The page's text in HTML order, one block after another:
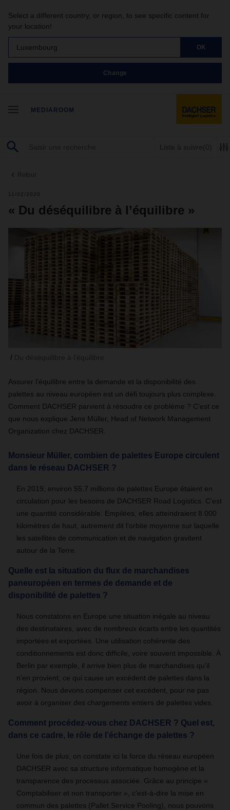
Select a different country, or region, to see specific content for
your location!
Luxembourg OK
Change
MEDIAROOM
Liste à suivre(0)
Retour
11/02/2020
« Du déséquilibre à l’équilibre »
Assurer l’équilibre entre la demande et la disponibilité des
palettes au niveau européen est un défi toujours plus complexe.
Comment DACHSER parvient à résoudre ce problème ? C’est ce
que nous explique Jens Müller, Head of Network Management
Organization chez DACHSER.
Monsieur Müller, combien de palettes Europe circulent
dans le réseau DACHSER ?
En 2019, environ 55,7 millions de palettes Europe étaient en
circulation pour les besoins de DACHSER Road Logistics. C’est
une quantité considérable. Empilées, elles atteindraient 8 000
kilomètres de haut, autrement dit l’orbite moyenne sur laquelle
les satellites de communication et de navigation gravitent
autour de la Terre.
Quelle est la situation du flux de marchandises
paneuropéen en termes de demande et de
disponibilité de palettes ?
Nous constatons en Europe une situation inégale au niveau
des destinataires, avec de nombreux écarts entre les quantités
importées et exportées. Une utilisation cohérente des
conditionnements est donc difficile, voire souvent impossible. À
Berlin par exemple, il arrive bien plus de marchandises qu’il
n’en provient, ce qui cause un excédent de palettes dans la
région. Nous devons compenser cet excédent, pour ne pas
avoir à organiser des chargements entiers de palettes vides.
Comment procédez-vous chez DACHSER ? Quel est,
dans ce cadre, le rôle de l’échange de palettes ?
Une fois de plus, on constate ici la force du réseau européen
DACHSER avec sa structure informatique homogène et la
transparence des processus associée. Grâce au principe «
Comptabiliser et non transporter », c’est-à-dire la mise en
commun des palettes (Pallet Service Pooling), nous pouvons